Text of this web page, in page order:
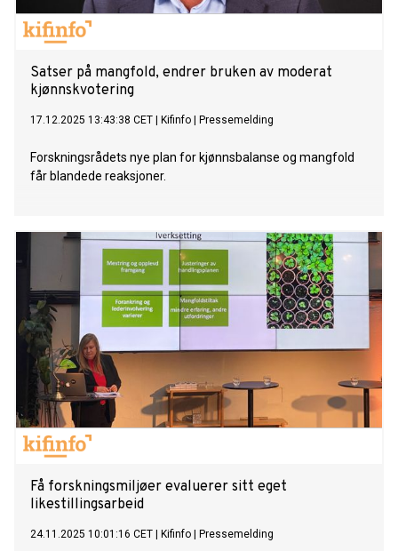
Satser på mangfold, endrer bruken av moderat
kjønnskvotering
17.12.2025 13:43:38 CET Kifinfo Pressemelding
Forskningsrådets nye plan for kjønnsbalanse og mangfold
får blandede reaksjoner.
Få forskningsmiljøer evaluerer sitt eget
likestillingsarbeid
24.11.2025 10:01:16 CET Kifinfo Pressemelding